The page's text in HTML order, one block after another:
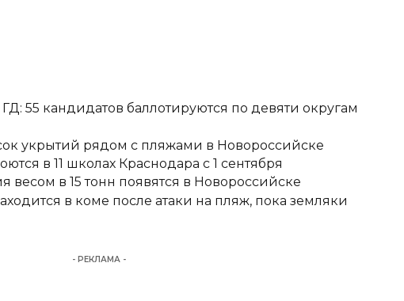
55 кандидатов баллотируются по девяти округам
укрытий рядом с пляжами в Новороссийске
в 11 школах Краснодара с 1 сентября
в 15 тонн появятся в Новороссийске
в коме после атаки на пляж, пока земляки
- РЕКЛАМА -